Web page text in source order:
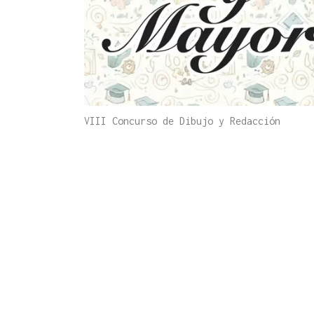
VIII Concurso de Dibujo y Redacción